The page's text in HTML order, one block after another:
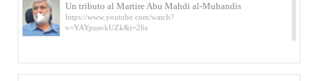
Un tributo al Martire Abu Mahdi al-Muhandis
https://www.youtube.com/watch?
v=YAYpusvkUZk&t=26s
L’Abluzione rituale (wudu) secondo l’Imam Alì
e l’Imam Khomeini